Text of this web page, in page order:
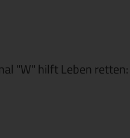
"W" hilft Leben retten: